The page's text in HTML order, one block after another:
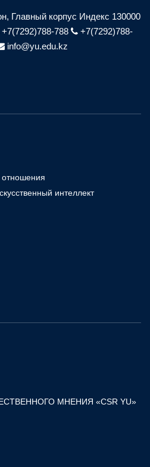
Главный корпус Индекс 130000
+7(7292)788-788
+7(7292)788-
info@yu.edu.kz
интеллект
МНЕНИЯ «CSR YU»